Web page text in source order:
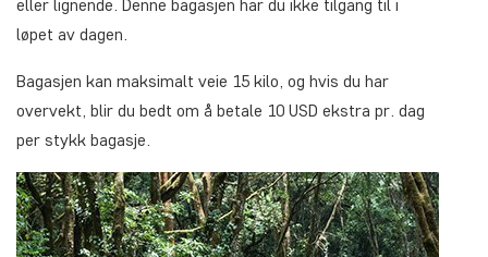
eller lignende. Denne bagasjen har du ikke tilgang til i
løpet av dagen.
Bagasjen kan maksimalt veie 15 kilo, og hvis du har
overvekt, blir du bedt om å betale 10 USD ekstra pr. dag
per stykk bagasje.